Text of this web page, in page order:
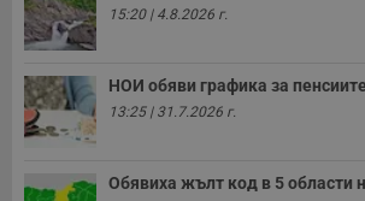
15:20 | 4.8.2026 г.
НОИ обяви графика за
13:25 | 31.7.2026 г.
Обявиха жълт код в 5 области